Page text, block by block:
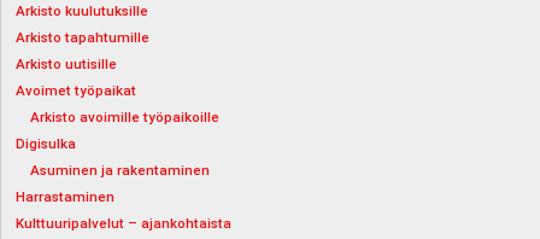
Arkisto kuulutuksille
Arkisto tapahtumille
Arkisto uutisille
Avoimet työpaikat
Arkisto avoimille työpaikoille
Digisulka
Asuminen ja rakentaminen
Harrastaminen
Kulttuuripalvelut – ajankohtaista